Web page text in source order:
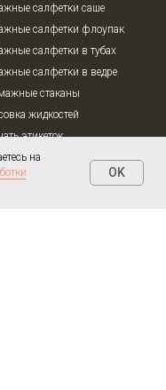
на
OK
салфетки саше
салфетки флоупак
салфетки в тубах
салфетки в ведре
стаканы
жидкостей
этикеток
наборы
для уборки